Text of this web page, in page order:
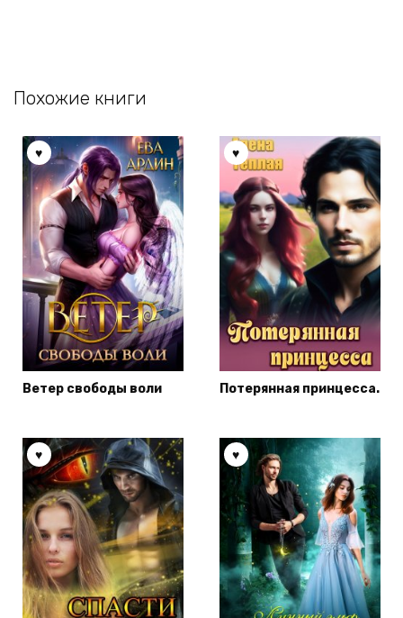
Похожие книги
Ветер свободы воли Потерянная принцесса.